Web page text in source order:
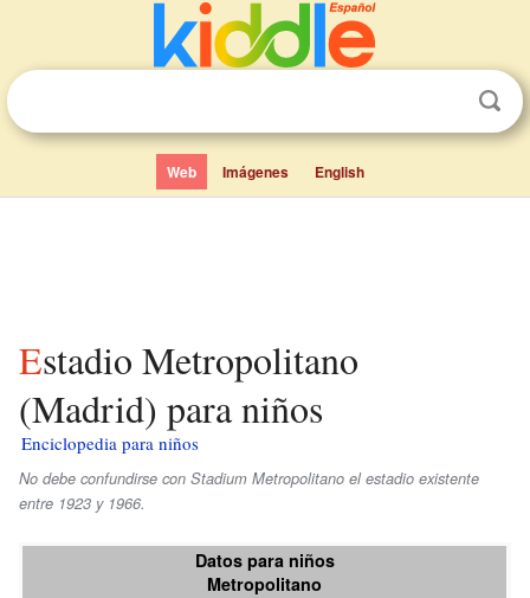
Web Imágenes English
Estadio Metropolitano
(Madrid) para niños
Enciclopedia para niños
No debe confundirse con Stadium Metropolitano el estadio existente
entre 1923 y 1966.
Datos para niños
Metropolitano